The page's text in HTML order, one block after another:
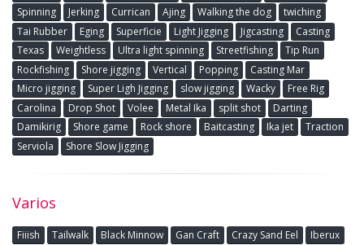
Spinning Jerking Currican Ajing Walking the dog
twiching
Tai Rubber
Eging Superficie Light Jigging Jigcasting
Casting
Texas
Weightless Ultra light spinning Streetfishing
Tip Run
Rockfishing
Shore jigging Vertical Popping
Casting Mar
Micro jigging
Super Ligh Jigging slow jigging Wacky
Free Rig
Carolina
Drop Shot Volee Metal Ika split shot
Darting
Damikirig
Shore game Rock shore Baitcasting Ika jet
Traction
Serviola
Shore Slow Jigging
Varios
Fiiish Tailwalk Black Minnow Gan Craft Crazy Sand Eel
Iberux